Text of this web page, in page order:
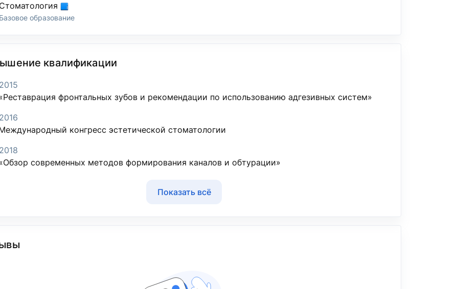
образование
квалификации
фронтальных зубов и рекомендации по использованию адгезивных систем»
конгресс эстетической стоматологии
современных методов формирования каналов и обтурации»
Показать всё